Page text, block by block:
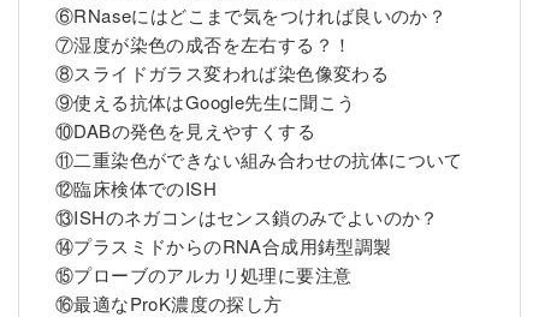
⑥RNaseにはどこまで気をつければ良いのか？
⑦湿度が染色の成否を左右する？！
⑧スライドガラス変われば染色像変わる
⑨使える抗体はGoogle先生に聞こう
⑩DABの発色を見えやすくする
⑪二重染色ができない組み合わせの抗体について
⑫臨床検体でのISH
⑬ISHのネガコンはセンス鎖のみでよいのか？
⑭プラスミドからのRNA合成用鋳型調製
⑮プローブのアルカリ処理に要注意
⑯最適なProK濃度の探し方